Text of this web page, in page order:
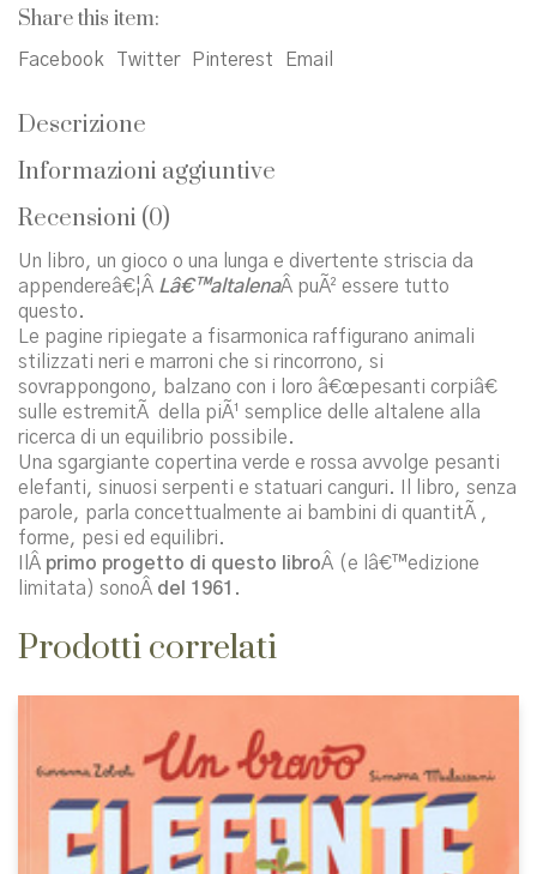
Share this item:
Facebook Twitter Pinterest Email
Descrizione
Informazioni aggiuntive
Recensioni (0)
Un libro, un gioco o una lunga e divertente striscia da
appendereâ€¦Â Lâ€™altalenaÂ puÃ² essere tutto
questo.
Le pagine ripiegate a fisarmonica raffigurano animali
stilizzati neri e marroni che si rincorrono, si
sovrappongono, balzano con i loro â€œpesanti corpiâ€
sulle estremitÃ della piÃ¹ semplice delle altalene alla
ricerca di un equilibrio possibile.
Una sgargiante copertina verde e rossa avvolge pesanti
elefanti, sinuosi serpenti e statuari canguri. Il libro, senza
parole, parla concettualmente ai bambini di quantitÃ ,
forme, pesi ed equilibri.
IlÂ primo progetto di questo libroÂ (e lâ€™edizione
limitata) sonoÂ del 1961 .
Prodotti correlati